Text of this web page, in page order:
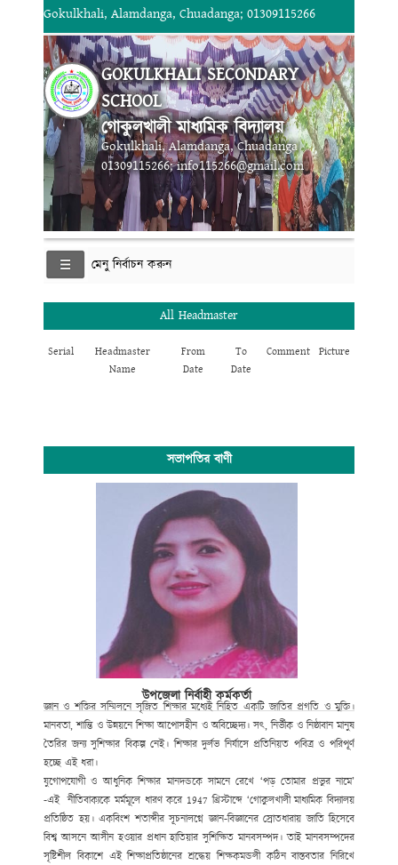
Gokulkhali, Alamdanga, Chuadanga; 01309115266
GOKULKHALI SECONDARY
SCHOOL
গোকুলখালী মাধ্যমিক বিদ্যালয়
Gokulkhali, Alamdanga, Chuadanga
01309115266; info115266@gmail.com
মেনু নির্বাচন করুন
All Headmaster
Serial
Headmaster
Name
From
Date
To
Date
Comment Picture
সভাপতির বাণী
উপজেলা নির্বাহী কর্মকর্তা
জ্ঞান ও শক্তির সম্মিলনে সৃজিত শিক্ষার মধ্যেই নিহিত একটি জাতির প্রগতি ও মুক্তি।
মানবতা, শান্তি ও উন্নয়নে শিক্ষা আপোসহীন ও অবিচ্ছেদ্য। সৎ, নির্ভীক ও নিষ্ঠাবান মানুষ
তৈরির জন্য সুশিক্ষার বিকল্প নেই। শিক্ষার দুর্লভ নির্যাসে প্রতিনিয়ত পবিত্র ও পরিপূর্ণ
হচ্ছে এই ধরা।
যুগোপযোগী ও আধুনিক শিক্ষার মানদন্ডকে সামনে রেখে ‘পড় তোমার প্রভুর নামে’
-এই নীতিবাক্যকে মর্মমূলে ধারণ করে1947 খ্রিস্টাব্দে ‘গোকুলখালী মাধ্যমিক বিদ্যালয়
প্রতিষ্ঠিত হয়। একবিংশ শতাব্দীর সূচনালগ্নে জ্ঞান-বিজ্ঞানের স্রোতধারায় জাতি হিসেবে
বিশ্ব আসনে আসীন হওয়ার প্রধান হাতিয়ার সুশিক্ষিত মানবসম্পদ। তাই মানবসম্পদের
সৃষ্টিশীল বিকাশে এই শিক্ষাপ্রতিষ্ঠানের শ্রদ্ধেয় শিক্ষকমন্ডলী কঠিন বাস্তবতার নিরিখে